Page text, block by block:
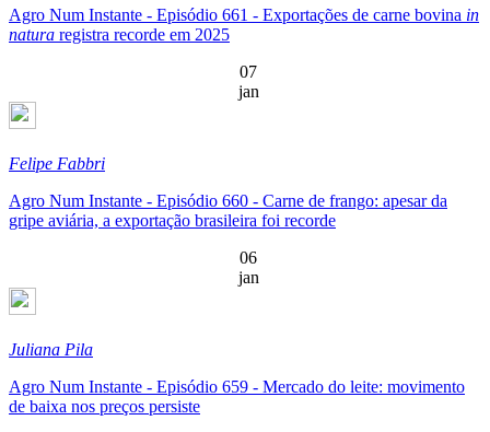
Agro Num Instante - Episódio 661 - Exportações de carne bovina in
natura registra recorde em 2025
07
jan
Felipe Fabbri
Agro Num Instante - Episódio 660 - Carne de frango: apesar da
gripe aviária, a exportação brasileira foi recorde
06
jan
Juliana Pila
Agro Num Instante - Episódio 659 - Mercado do leite: movimento
de baixa nos preços persiste